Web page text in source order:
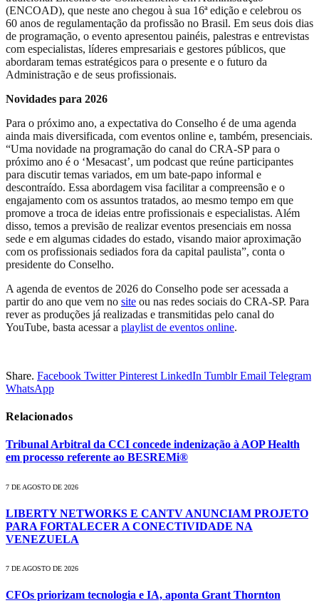
(ENCOAD), que neste ano chegou à sua 16ª edição e celebrou os
60 anos de regulamentação da profissão no Brasil. Em seus dois dias
de programação, o evento apresentou painéis, palestras e entrevistas
com especialistas, líderes empresariais e gestores públicos, que
abordaram temas estratégicos para o presente e o futuro da
Administração e de seus profissionais.
Novidades para 2026
Para o próximo ano, a expectativa do Conselho é de uma agenda
ainda mais diversificada, com eventos online e, também, presenciais.
“Uma novidade na programação do canal do CRA-SP para o
próximo ano é o ‘Mesacast’, um podcast que reúne participantes
para discutir temas variados, em um bate-papo informal e
descontraído. Essa abordagem visa facilitar a compreensão e o
engajamento com os assuntos tratados, ao mesmo tempo em que
promove a troca de ideias entre profissionais e especialistas. Além
disso, temos a previsão de realizar eventos presenciais em nossa
sede e em algumas cidades do estado, visando maior aproximação
com os profissionais sediados fora da capital paulista”, conta o
presidente do Conselho.
A agenda de eventos de 2026 do Conselho pode ser acessada a
partir do ano que vem no site ou nas redes sociais do CRA-SP. Para
rever as produções já realizadas e transmitidas pelo canal do
YouTube, basta acessar a playlist de eventos online.
Share. Facebook Twitter Pinterest LinkedIn Tumblr Email Telegram
WhatsApp
Relacionados
Tribunal Arbitral da CCI concede indenização à AOP Health
em processo referente ao BESREMi®
7 DE AGOSTO DE 2026
LIBERTY NETWORKS E CANTV ANUNCIAM PROJETO
PARA FORTALECER A CONECTIVIDADE NA
VENEZUELA
7 DE AGOSTO DE 2026
CFOs priorizam tecnologia e IA, aponta Grant Thornton